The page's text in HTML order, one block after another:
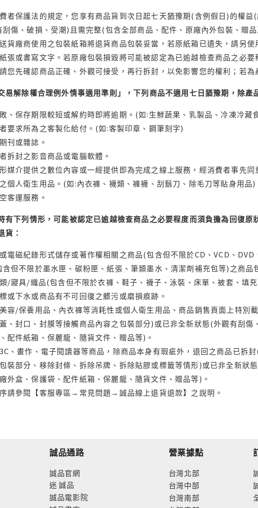
者保護法的規定，您享有商品貨到次日起七天猶豫期(含例假日)的權
刮傷、破損、受潮)且需完整(包含全部商品、配件、原廠內外包裝、贈
貨廠商使用之包裝紙箱將退貨商品包裝妥當，若原紙箱已遺失，請另
張或書寫文字。若原廠包裝損毀將可能被認定為已逾越檢查商品之必
您先確認商品正確、外觀可接受，再行拆封，以免影響您的權利；若為
易解除權合理例外情事適用準則」，下列商品不適用七日猶豫期，除產
、保存期限較短或解約時即將逾期。(如:生鮮蔬果、乳製品、冷凍冷藏
要求所為之客製化給付。(如:客製印章、鋼筆刻字)
刊或雜誌。
拆封之影音商品或電腦軟體。
媒介提供之數位內容或一經提供即為完成之線上服務，經消費者事先
個人衛生用品。(如:內衣褲、襪類、褲襪、刮鬍刀、除毛刀等貼身用品)
客運服務。
有下列情形，可能被認定已逾越檢查商品之必要程度而須負擔為回復
貨：
電磁紀錄形式儲存或著作權相關之商品(包含但不限於CD、VCD、
但不限於墨水匣、碳粉匣、紙張、筆類墨水、清潔劑補充包等)之商品
/寢具/織品(包含但不限於衣褲、鞋子、襪子、泳裝、床單、被套、填
或下水或商品有不可回復之髒污或磨損痕跡。
容/保養用品、內衣褲等消耗性或個人衛生用品、商品銷售頁面上特別
、封口、封膜等接觸商品內容之包裝部分)或已非全新狀態(外觀有刮
配件紙箱、保麗龍、隨貨文件、贈品等)。
、畫作、電子閱讀器等商品，除商品本身有瑕疵外，退回之商品已拆
裝部分、移除封條、拆除吊牌、拆除貼膠或標籤等情形)或已非全新狀
外盒、保護袋、配件紙箱、保麗龍、隨貨文件、贈品等)。
請參閱【客服專區→常見問題→誠品線上退貨退款】之說明。
誠品通路
誠品官網
迷 誠品
誠品電影院
營業據點
台灣北部
台灣中部
台灣南部